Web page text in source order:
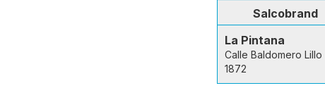
Salcobrand
La Pintana
Calle Baldomero Lillo
1872